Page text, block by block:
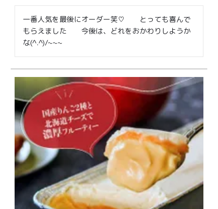
¥6,000〜
¥4,000〜¥5,999
読みもの
会社概要
お問い合わせ
メンバー特典
ご利用ガイド
プライバシーポリシー
特定商取引法に基づく表記
一番人気を最後にオーダー笑♡　　とっても喜んで
もらえました　　今後は、どれをおかわりしようか
な(^.^)/~~~